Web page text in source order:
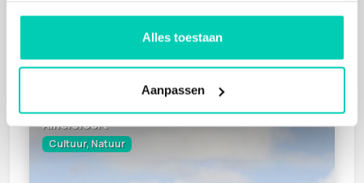
Alles toestaan
Aanpassen
Amersfoort
Cultuur, Natuur